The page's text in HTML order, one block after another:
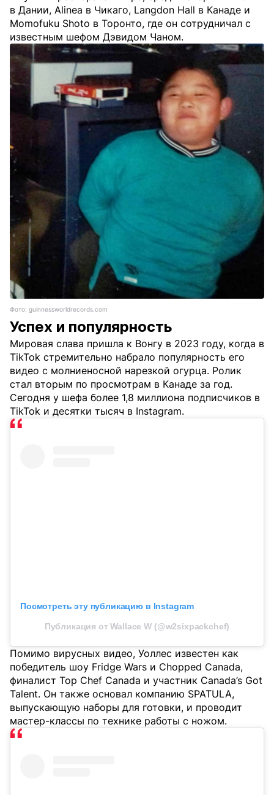
в Дании, Alinea в Чикаго, Langdon Hall в Канаде и
Momofuku Shoto в Торонто, где он сотрудничал с
известным шефом Дэвидом Чаном.
Фото: guinnessworldrecords.com
Успех и популярность
Мировая слава пришла к Вонгу в 2023 году, когда в
TikTok стремительно набрало популярность его
видео с молниеносной нарезкой огурца. Ролик
стал вторым по просмотрам в Канаде за год.
Сегодня у шефа более 1,8 миллиона подписчиков в
TikTok и десятки тысяч в Instagram.
Посмотреть эту публикацию в Instagram
Публикация от Wallace W (@w2sixpackchef)
Помимо вирусных видео, Уоллес известен как
победитель шоу Fridge Wars и Chopped Canada,
финалист Top Chef Canada и участник Canada’s Got
Talent. Он также основал компанию SPATULA,
выпускающую наборы для готовки, и проводит
мастер-классы по технике работы с ножом.